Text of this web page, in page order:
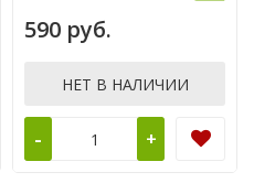
590 руб.
НЕТ В НАЛИЧИИ
- +